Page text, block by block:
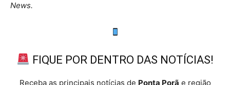
News.
FIQUE POR DENTRO DAS NOTÍCIAS!
Receba as principais notícias de Ponta Porã e região